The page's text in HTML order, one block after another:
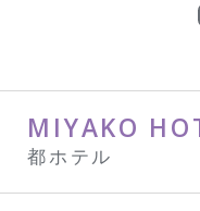
MIYAKO
都ホテル